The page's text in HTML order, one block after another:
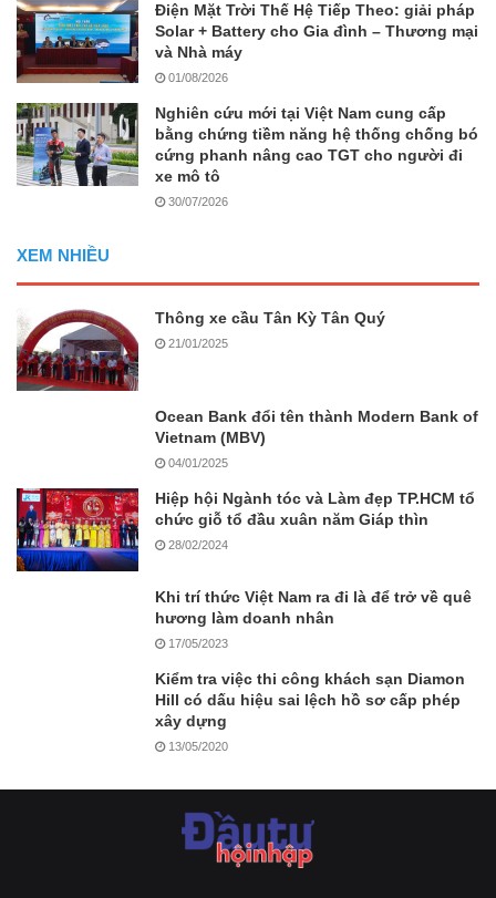
Điện Mặt Trời Thế Hệ Tiếp Theo: giải pháp
Solar + Battery cho Gia đình – Thương mại
và Nhà máy
01/08/2026
Nghiên cứu mới tại Việt Nam cung cấp
bằng chứng tiềm năng hệ thống chống bó
cứng phanh nâng cao TGT cho người đi
xe mô tô
30/07/2026
XEM NHIỀU
Thông xe cầu Tân Kỳ Tân Quý
21/01/2025
Ocean Bank đổi tên thành Modern Bank of
Vietnam (MBV)
04/01/2025
Hiệp hội Ngành tóc và Làm đẹp TP.HCM tổ
chức giỗ tổ đầu xuân năm Giáp thìn
28/02/2024
Khi trí thức Việt Nam ra đi là để trở về quê
hương làm doanh nhân
17/05/2023
Kiểm tra việc thi công khách sạn Diamon
Hill có dấu hiệu sai lệch hồ sơ cấp phép
xây dựng
13/05/2020